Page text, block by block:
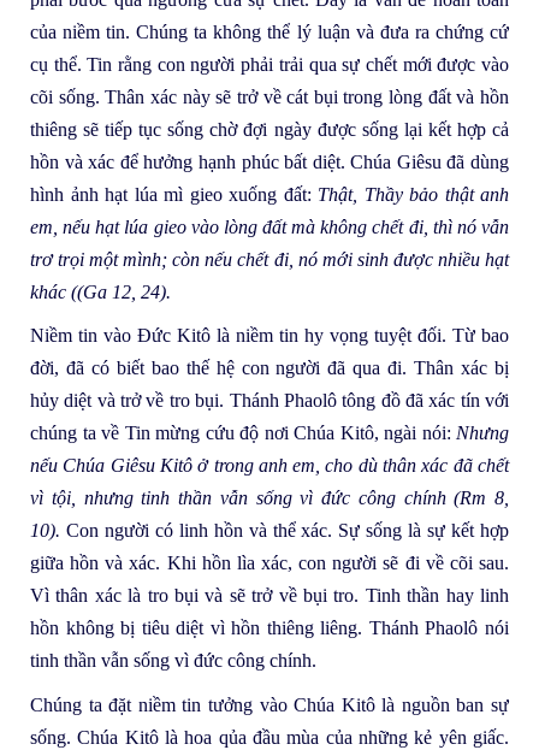
của niềm tin. Chúng ta không thể lý luận và đưa ra chứng cứ
cụ thể. Tin rằng con người phải trải qua sự chết mới được vào
cõi sống. Thân xác này sẽ trở về cát bụi trong lòng đất và hồn
thiêng sẽ tiếp tục sống chờ đợi ngày được sống lại kết hợp cả
hồn và xác để hưởng hạnh phúc bất diệt. Chúa Giêsu đã dùng
hình ảnh hạt lúa mì gieo xuống đất: Thật, Thầy bảo thật anh
em, nếu hạt lúa gieo vào lòng đất mà không chết đi, thì nó vẫn
trơ trọi một mình; còn nếu chết đi, nó mới sinh được nhiều hạt
khác ((Ga 12, 24).
Niềm tin vào Đức Kitô là niềm tin hy vọng tuyệt đối. Từ bao
đời, đã có biết bao thế hệ con người đã qua đi. Thân xác bị
hủy diệt và trở về tro bụi. Thánh Phaolô tông đồ đã xác tín với
chúng ta về Tin mừng cứu độ nơi Chúa Kitô, ngài nói: Nhưng
nếu Chúa Giêsu Kitô ở trong anh em, cho dù thân xác đã chết
vì tội, nhưng tinh thần vẫn sống vì đức công chính (Rm 8,
10). Con người có linh hồn và thể xác. Sự sống là sự kết hợp
giữa hồn và xác. Khi hồn lìa xác, con người sẽ đi về cõi sau.
Vì thân xác là tro bụi và sẽ trở về bụi tro. Tinh thần hay linh
hồn không bị tiêu diệt vì hồn thiêng liêng. Thánh Phaolô nói
tinh thần vẫn sống vì đức công chính.
Chúng ta đặt niềm tin tưởng vào Chúa Kitô là nguồn ban sự
sống. Chúa Kitô là hoa qủa đầu mùa của những kẻ yên giấc.